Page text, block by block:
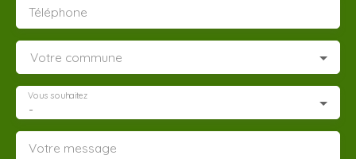
Téléphone
Votre commune
-
Vous souhaitez
Votre message